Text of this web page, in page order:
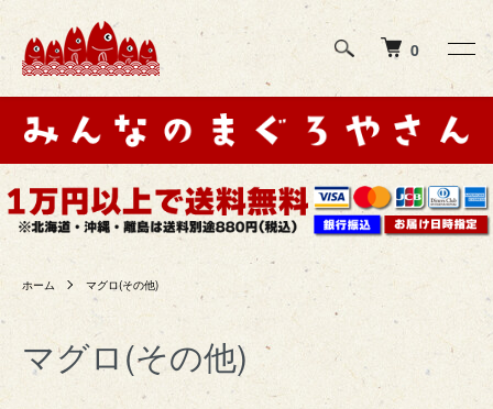
0
ホーム マグロ(その他)
マグロ(その他)